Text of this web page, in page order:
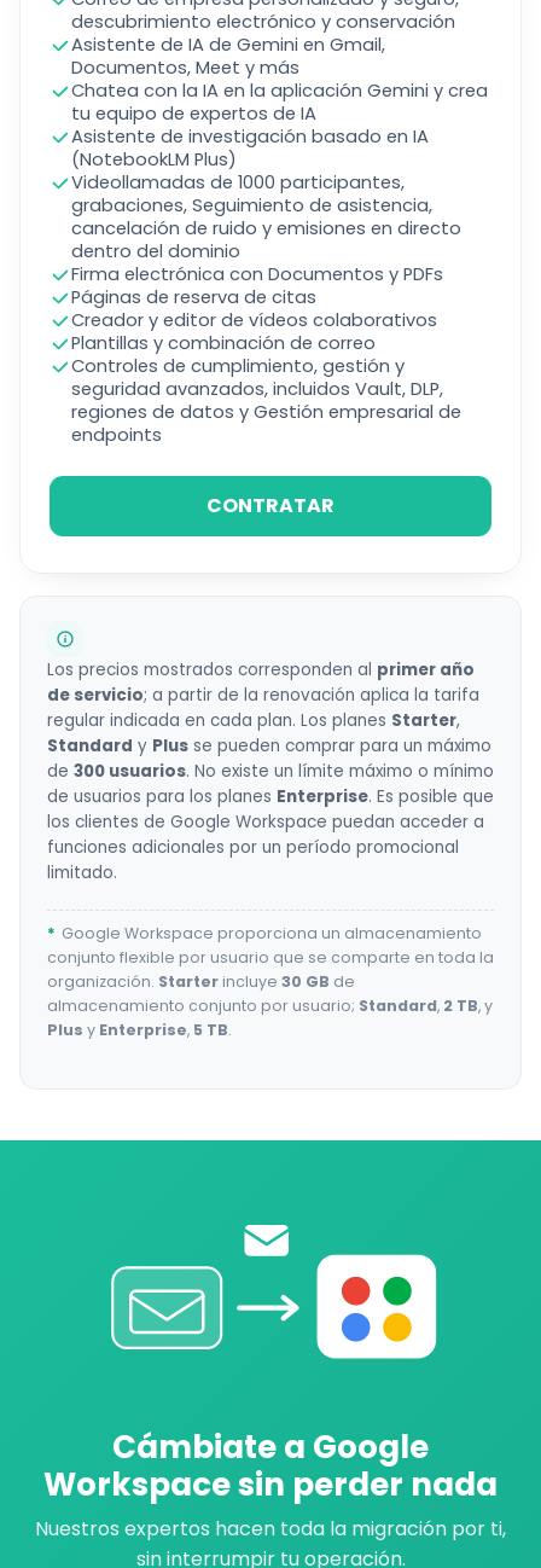
descubrimiento electrónico y conservación
Asistente de IA de Gemini en Gmail,
Documentos, Meet y más
Chatea con la IA en la aplicación Gemini y crea
tu equipo de expertos de IA
Asistente de investigación basado en IA
(NotebookLM Plus)
Videollamadas de 1000 participantes,
grabaciones, Seguimiento de asistencia,
cancelación de ruido y emisiones en directo
dentro del dominio
Firma electrónica con Documentos y PDFs
Páginas de reserva de citas
Creador y editor de vídeos colaborativos
Plantillas y combinación de correo
Controles de cumplimiento, gestión y
seguridad avanzados, incluidos Vault, DLP,
regiones de datos y Gestión empresarial de
endpoints
CONTRATAR
Los precios mostrados corresponden al primer año
de servicio; a partir de la renovación aplica la tarifa
regular indicada en cada plan. Los planes Starter,
Standard y Plus se pueden comprar para un máximo
de 300 usuarios. No existe un límite máximo o mínimo
de usuarios para los planes Enterprise. Es posible que
los clientes de Google Workspace puedan acceder a
funciones adicionales por un período promocional
limitado.
* Google Workspace proporciona un almacenamiento
conjunto flexible por usuario que se comparte en toda la
organización. Starter incluye 30 GB de
almacenamiento conjunto por usuario; Standard, 2 TB, y
Plus y Enterprise, 5 TB.
Cámbiate a Google
Workspace sin perder nada
Nuestros expertos hacen toda la migración por ti,
sin interrumpir tu operación.